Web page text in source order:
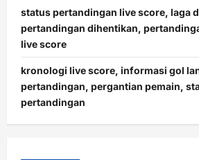
status pertandingan live score, laga
pertandingan dihentikan,
live score
kronologi live score, informasi gol
pertandingan, pergantian pemain,
pertandingan